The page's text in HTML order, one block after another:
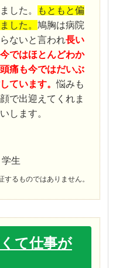
した。
もともと偏
した。鳩胸は病院
ないと言われ長い
ではほとんどわか
痛も今ではだいぶ
ています。悩みも
で出迎えてくれま
します。
生
るものではありません。
て仕事が